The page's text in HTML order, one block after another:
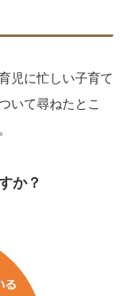
児に忙しい子育て
いて尋ねたとこ
か？